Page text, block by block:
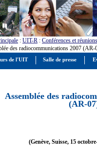
: UIT-R : Conférences et réunions
des radiocommunications 2007 (AR-
Assemblée des
(AR-
(Genève, Suisse, 15
de l'UIT Salle de presse